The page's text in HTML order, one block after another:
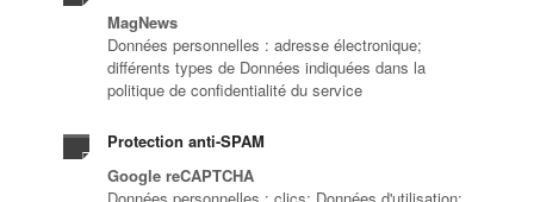
MagNews
Données personnelles : adresse électronique;
différents types de Données indiquées dans la
politique de confidentialité du service
Protection anti-SPAM
Google reCAPTCHA